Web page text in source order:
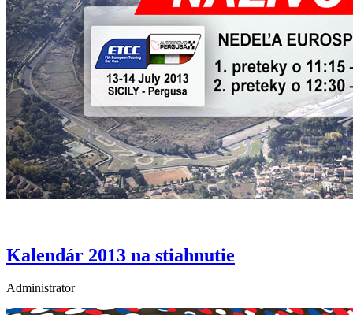
Kalendár 2013 na stiahnutie
Administrator